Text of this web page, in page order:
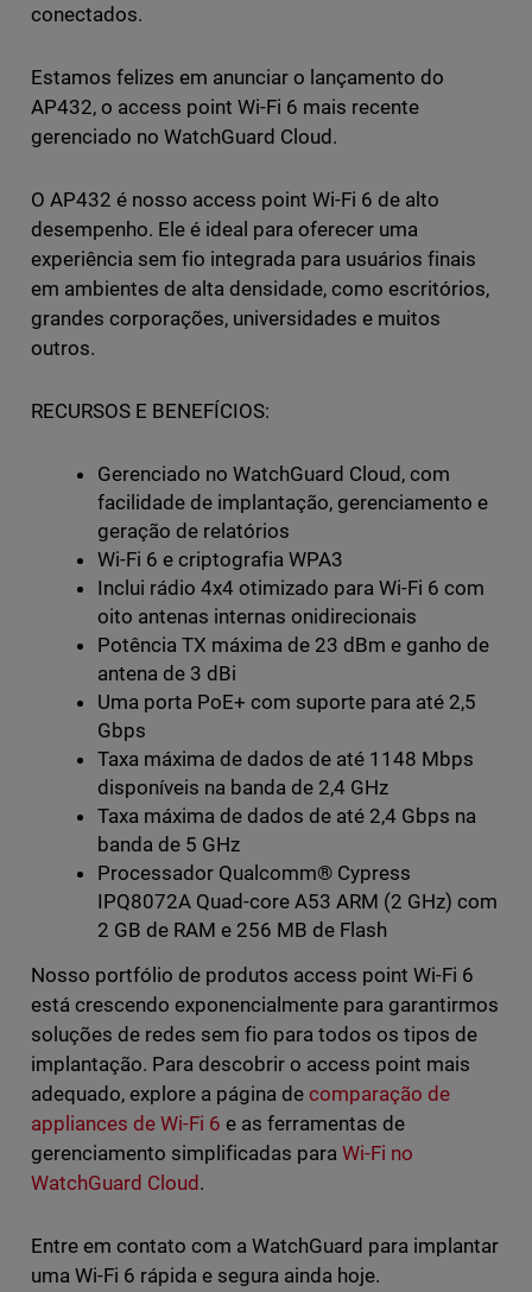
conectados.
Estamos felizes em anunciar o lançamento do
AP432, o access point Wi-Fi 6 mais recente
gerenciado no WatchGuard Cloud.
O AP432 é nosso access point Wi-Fi 6 de alto
desempenho. Ele é ideal para oferecer uma
experiência sem fio integrada para usuários finais
em ambientes de alta densidade, como escritórios,
grandes corporações, universidades e muitos
outros.
RECURSOS E BENEFÍCIOS:
Gerenciado no WatchGuard Cloud, com
facilidade de implantação, gerenciamento e
geração de relatórios
Wi-Fi 6 e criptografia WPA3
Inclui rádio 4x4 otimizado para Wi-Fi 6 com
oito antenas internas onidirecionais
Potência TX máxima de 23 dBm e ganho de
antena de 3 dBi
Uma porta PoE+ com suporte para até 2,5
Gbps
Taxa máxima de dados de até 1148 Mbps
disponíveis na banda de 2,4 GHz
Taxa máxima de dados de até 2,4 Gbps na
banda de 5 GHz
Processador Qualcomm® Cypress
IPQ8072A Quad-core A53 ARM (2 GHz) com
2 GB de RAM e 256 MB de Flash
Nosso portfólio de produtos access point Wi-Fi 6
está crescendo exponencialmente para garantirmos
soluções de redes sem fio para todos os tipos de
implantação. Para descobrir o access point mais
adequado, explore a página de comparação de
appliances de Wi-Fi 6 e as ferramentas de
gerenciamento simplificadas paraWi-Fi no
WatchGuard Cloud.
Entre em contato com a WatchGuard para implantar
uma Wi-Fi 6 rápida e segura ainda hoje.